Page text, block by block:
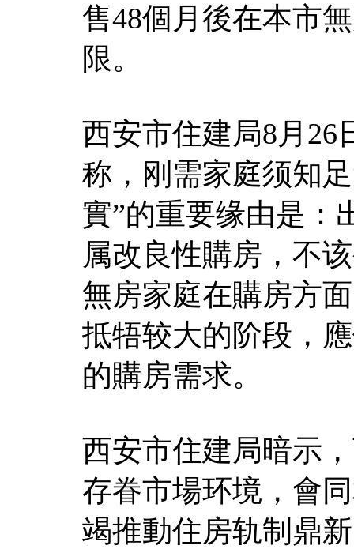
售48個月後在本市
限。
西安市住建局8月26
称，刚需家庭须知
實”的重要缘由是：
属改良性購房，不
無房家庭在購房方
抵牾较大的阶段，
的購房需求。
西安市住建局暗示
存眷市場环境，會
竭推動住房轨制鼎